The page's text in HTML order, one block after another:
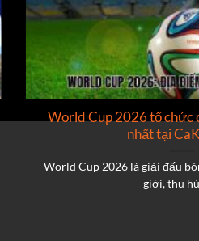
World Cup 2026 tổ chức
nhất tại
World Cup 2026 là giải đấu
giới, thu